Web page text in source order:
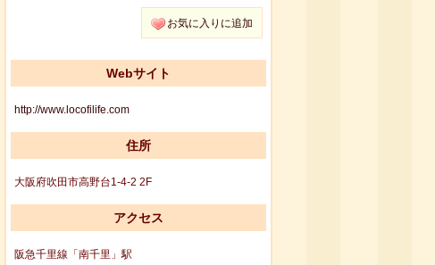
お気に入りに追加
Webサイト
http://www.locofilife.com
住所
大阪府吹田市高野台1-4-2 2F
アクセス
阪急千里線「南千里」駅